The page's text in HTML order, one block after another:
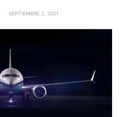
SEPTIEMBRE 2, 2021